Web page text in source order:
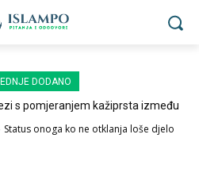
DODANO
s pomjeranjem kažiprsta između
Status onoga ko ne otklanja loše djelo